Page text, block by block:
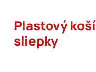
Plastový
sliepky